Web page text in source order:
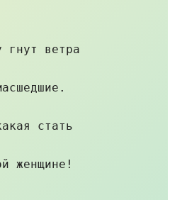
гнут ветра
стать
женщине!